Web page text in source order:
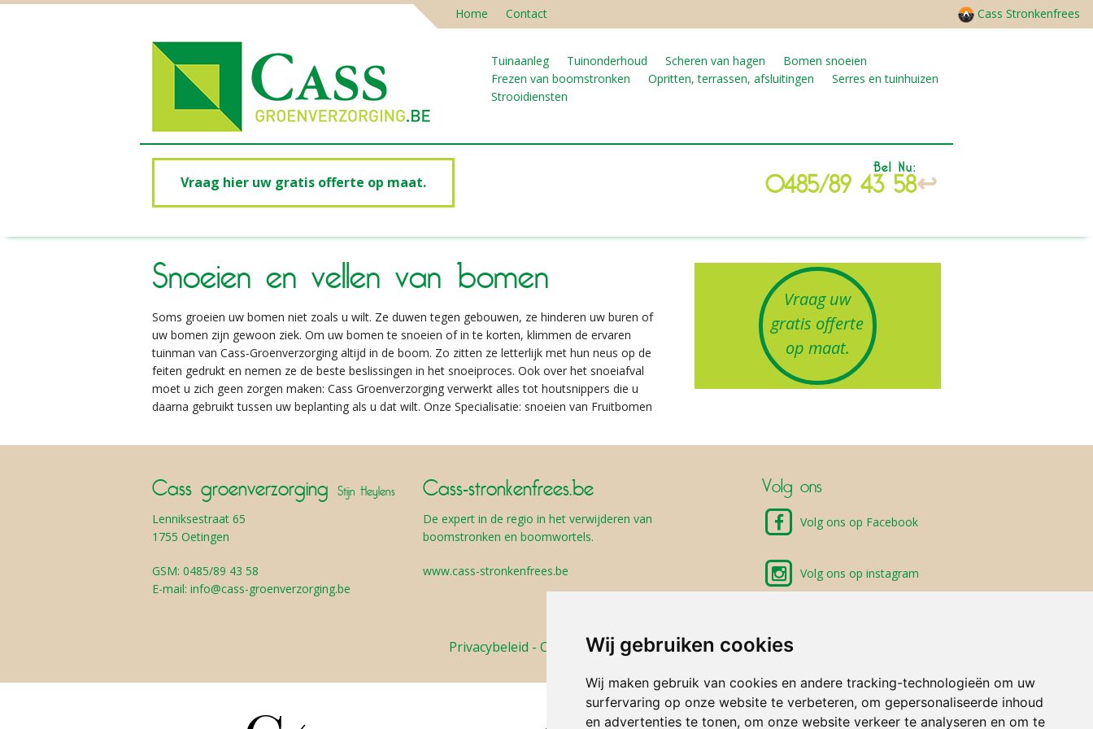
Wij gebruiken cookies
Wij maken gebruik van cookies en andere tracking-technologieën om uw
surfervaring op onze website te verbeteren, om gepersonaliseerde inhoud
en advertenties te tonen, om onze website verkeer te analyseren en om te
Cass Stronkenfrees
Home Contact
Tuinaanleg Tuinonderhoud Scheren van hagen
Bomen snoeien
Frezen van boomstronken
Opritten, terrassen, afsluitingen
Serres en tuinhuizen
Strooidiensten
Vraag hier uw gratis offerte op maat.
Bel Nu:
0485/89 43 58
Snoeien en vellen van bomen
Soms groeien uw bomen niet zoals u wilt. Ze duwen tegen gebouwen, ze hinderen uw buren of
uw bomen zijn gewoon ziek. Om uw bomen te snoeien of in te korten, klimmen de ervaren
tuinman van Cass-Groenverzorging altijd in de boom. Zo zitten ze letterlijk met hun neus op de
feiten gedrukt en nemen ze de beste beslissingen in het snoeiproces. Ook over het snoeiafval
moet u zich geen zorgen maken: Cass Groenverzorging verwerkt alles tot houtsnippers die u
daarna gebruikt tussen uw beplanting als u dat wilt. Onze Specialisatie: snoeien van Fruitbomen
Vraag uw
gratis offerte
op maat.
Cass groenverzorging Stijn Heylens
Lenniksestraat 65
1755 Oetingen
GSM: 0485/89 43 58
E-mail: info@cass-groenverzorging.be
Cass-stronkenfrees.be
De expert in de regio in het verwijderen van
boomstronken en boomwortels.
www.cass-stronkenfrees.be
Volg ons
Volg ons op Facebook
Volg ons op instagram
Privacybeleid - Cookieverklaring